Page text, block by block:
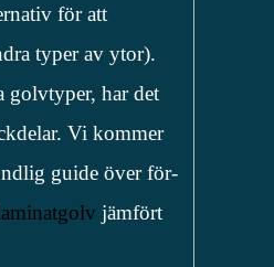
för att
typer av ytor).
golvtyper, har det
Vi kommer
guide över för-
jämfört